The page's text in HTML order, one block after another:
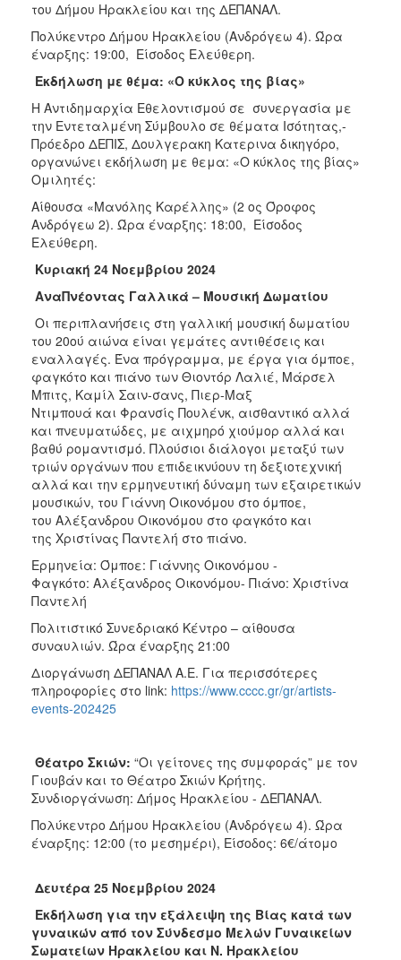
του Δήμου Ηρακλείου και της ΔΕΠΑΝΑΛ.
Πολύκεντρο Δήμου Ηρακλείου (Ανδρόγεω 4). Ώρα
έναρξης: 19:00, Είσοδος Ελεύθερη.
Εκδήλωση με θέμα: «Ο κύκλος της βίας»
Η Αντιδημαρχία Εθελοντισμού σε συνεργασία με
την Εντεταλμένη Σύμβουλο σε θέματα Ισότητας,-
Πρόεδρο ΔΕΠΙΣ, Δουλγερακη Κατερινα δικηγόρο,
οργανώνει εκδήλωση με θεμα: «Ο κύκλος της βίας»
Ομιλητές:
Αίθουσα «Μανόλης Καρέλλης» (2 ος Όροφος
Ανδρόγεω 2). Ώρα έναρξης: 18:00, Είσοδος
Ελεύθερη.
Κυριακή 24 Νοεμβρίου 2024
ΑναΠνέοντας Γαλλικά – Μουσική Δωματίου
Οι περιπλανήσεις στη γαλλική μουσική δωματίου
του 20ού αιώνα είναι γεμάτες αντιθέσεις και
εναλλαγές. Ένα πρόγραμμα, με έργα για όμποε,
φαγκότο και πιάνο των Θιοντόρ Λαλιέ, Μάρσελ
Μπιτς, Καμίλ Σαιν-σανς, Πιερ-Μαξ
Ντιμπουά και Φρανσίς Πουλένκ, αισθαντικό αλλά
και πνευματώδες, με αιχμηρό χιούμορ αλλά και
βαθύ ρομαντισμό. Πλούσιοι διάλογοι μεταξύ των
τριών οργάνων που επιδεικνύουν τη δεξιοτεχνική
αλλά και την ερμηνευτική δύναμη των εξαιρετικών
μουσικών, του Γιάννη Οικονόμου στο όμποε,
του Αλέξανδρου Οικονόμου στο φαγκότο και
της Χριστίνας Παντελή στο πιάνο.
Ερμηνεία: Όμποε: Γιάννης Οικονόμου -
Φαγκότο: Αλέξανδρος Οικονόμου- Πιάνο: Χριστίνα
Παντελή
Πολιτιστικό Συνεδριακό Κέντρο – αίθουσα
συναυλιών. Ώρα έναρξης 21:00
Διοργάνωση ΔΕΠΑΝΑΛ Α.Ε. Για περισσότερες
πληροφορίες στο link: https://www.cccc.gr/gr/artists-
events-202425
Θέατρο Σκιών: “Οι γείτονες της συμφοράς” με τον
Γιουβάν και το Θέατρο Σκιών Κρήτης.
Συνδιοργάνωση: Δήμος Ηρακλείου - ΔΕΠΑΝΑΛ.
Πολύκεντρο Δήμου Ηρακλείου (Ανδρόγεω 4). Ώρα
έναρξης: 12:00 (το μεσημέρι), Είσοδος: 6€/άτομο
Δευτέρα 25 Νοεμβρίου 2024
Εκδήλωση για την εξάλειψη της Βίας κατά των
γυναικών από τον Σύνδεσμο Μελών Γυναικείων
Σωματείων Ηρακλείου και Ν. Ηρακλείου